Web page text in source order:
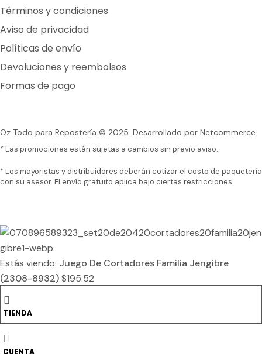
TIENDA
CUENTA
Términos y condiciones
Aviso de privacidad
Políticas de envío
Devoluciones y reembolsos
Formas de pago
Oz Todo para Repostería © 2025. Desarrollado por Netcommerce.
* Las promociones están sujetas a cambios sin previo aviso.
* Los mayoristas y distribuidores deberán cotizar el costo de paquetería
con su asesor. El envío gratuito aplica bajo ciertas restricciones.
Estás viendo: Juego De Cortadores Familia Jengibre
(2308-8932)$195.52